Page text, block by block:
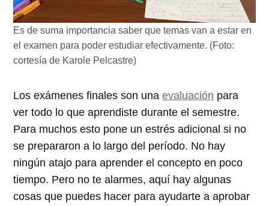
Es de suma importancia saber que temas van a estar en
el examen para poder estudiar efectivamente. (Foto:
cortesía de Karole Pelcastre)
Los exámenes finales son unaevaluación para
ver todo lo que aprendiste durante el semestre.
Para muchos esto pone un estrés adicional si no
se prepararon a lo largo del período. No hay
ningún atajo para aprender el concepto en poco
tiempo. Pero no te alarmes, aquí hay algunas
cosas que puedes hacer para ayudarte a aprobar